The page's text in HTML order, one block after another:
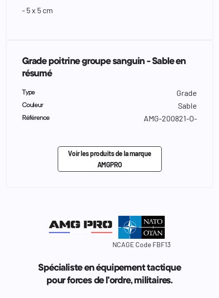
- 5 x 5 cm
Grade poitrine groupe sanguin - Sable en
résumé
Type Grade
Couleur Sable
Référence AMG-200821-O-
Voir les produits de la marque
AMGPRO
NCAGE Code FBF13
Spécialiste en équipement tactique
pour forces de l'ordre, militaires.